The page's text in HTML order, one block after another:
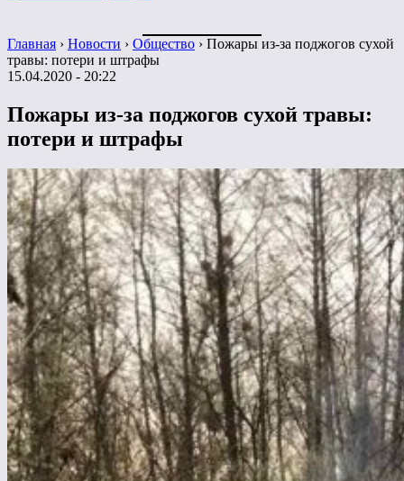
Главная › Новости › Общество › Пожары из-за поджогов сухой
травы: потери и штрафы
15.04.2020 - 20:22
Пожары из-за поджогов сухой травы:
потери и штрафы